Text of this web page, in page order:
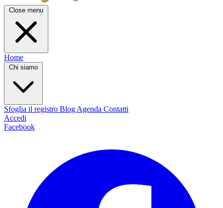
Close menu
Home
Chi siamo
Sfoglia il registro Blog Agenda Contatti
Accedi
Facebook